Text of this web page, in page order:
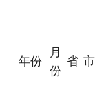
年份
月
份
省 市